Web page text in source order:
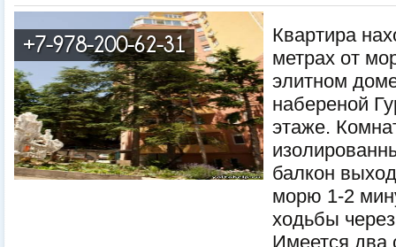
+7-978-200-62-31
Квартира
метрах от
элитном
набереной
этаже.
балкон
морю 1-2
ходьбы
Имеется два